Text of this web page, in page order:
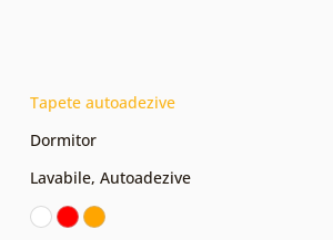
Tapete autoadezive
Dormitor
Lavabile, Autoadezive